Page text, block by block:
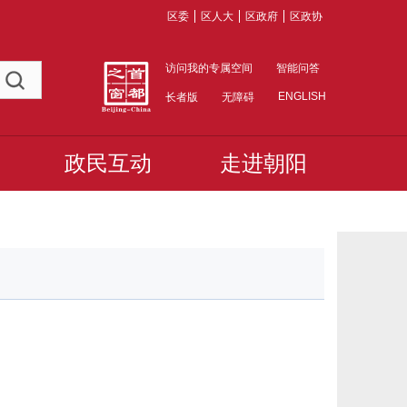
区委 区人大 区政府 区政协
访问我的专属空间 智能问答
长者版 无障碍 ENGLISH
政民互动 走进朝阳